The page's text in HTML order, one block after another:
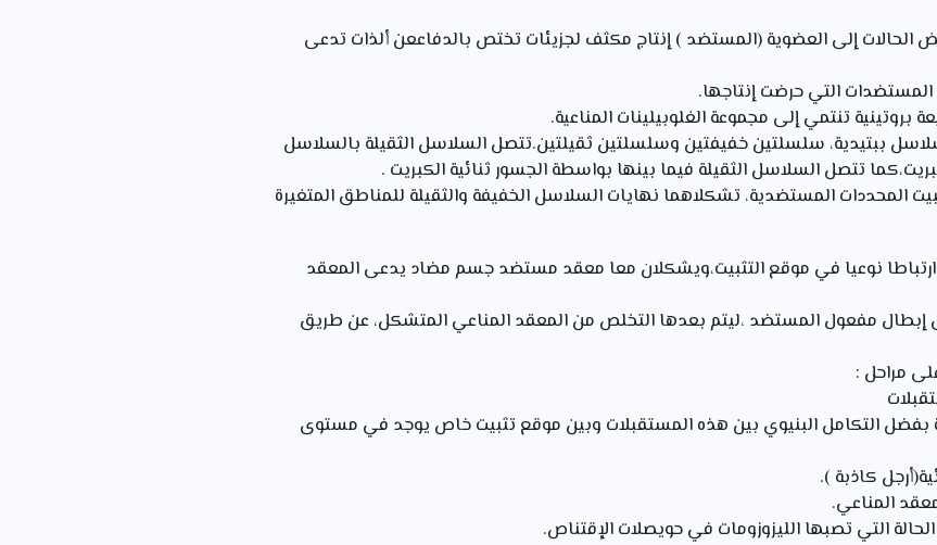
إلى العضوية (المستضد ) إنتاج مكثف لجزيئات تختص بالدفاععن ألذات تدعى
المستضدات التي حرضت إنتاجها.
بروتينية تنتمي إلى مجموعة الغلوبيلينات المناعية.
ببتيدية، سلسلتين خفيفتين وسلسلتين ثقيلتين.تتصل السلاسل الثقيلة بالسلاسل
تتصل السلاسل الثقيلة فيما بينها بواسطة الجسور ثنائية الكبريت .
المحددات المستضدية، تشكلاهما نهايات السلاسل الخفيفة والثقيلة للمناطق المتغيرة
نوعيا في موقع التثبيت،ويشكلان معا معقد مستضد جسم مضاد يدعى المعقد
مفعول المستضد ،ليتم بعدها التخلص من المعقد المناعي المتشكل، عن طريق
مراحل :
بفضل التكامل البنيوي بين هذه المستقبلات وبين موقع تثبيت خاص يوجد في مستوى
كاذبة ).
المناعي.
التي تصبها الليزوزومات في حويصلات الإقتناص.